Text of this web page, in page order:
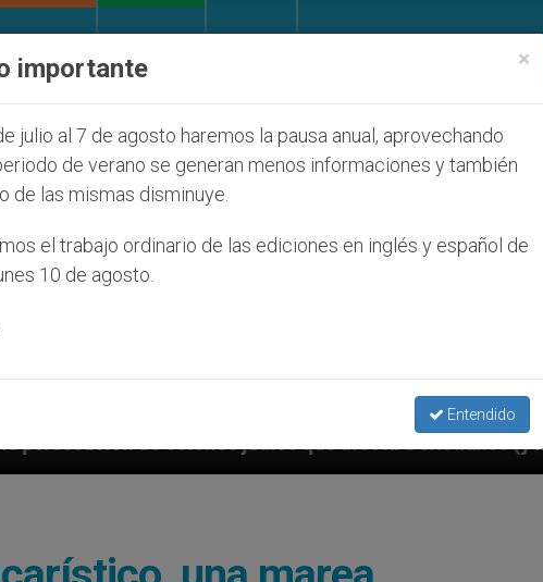
judíos que afecta a cristianos (y no sólo) en Tierra Santa
×
importante
julio al 7 de agosto haremos la pausa anual, aprovechando
de verano se generan menos informaciones y también
de las mismas disminuye.
el trabajo ordinario de las ediciones en inglés y español de
10 de agosto.
Entendido